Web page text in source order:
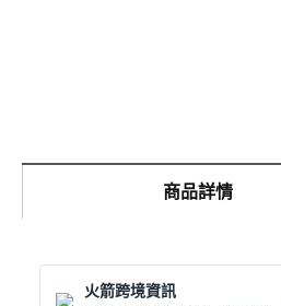
商品詳情
火箭跨境資訊